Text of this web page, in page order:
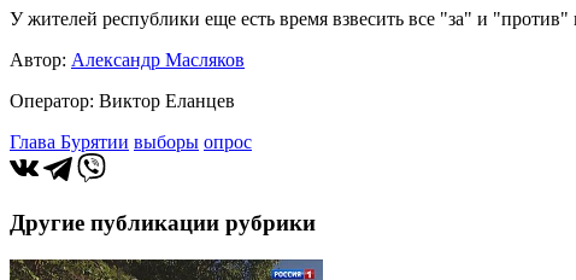
У жителей республики еще есть время взвесить все "за" и
Автор: Александр Масляков
Оператор: Виктор Еланцев
Глава Бурятии выборы опрос
Другие публикации рубрики